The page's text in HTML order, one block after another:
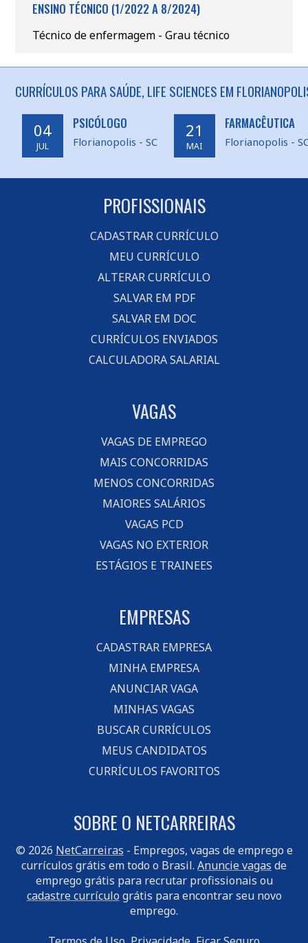
ENSINO TÉCNICO (1/2022 A 8/2024)
Técnico de enfermagem - Grau técnico
CURRÍCULOS PARA SAÚDE, LIFE SCIENCES EM
04
JUL
PSICÓLOGO
Florianopolis - SC
21
MAI
FARMACÊUTICA
Florianopolis -
PROFISSIONAIS
CADASTRAR CURRÍCULO
MEU CURRÍCULO
ALTERAR CURRÍCULO
SALVAR EM PDF
SALVAR EM DOC
CURRÍCULOS ENVIADOS
CALCULADORA SALARIAL
VAGAS
VAGAS DE EMPREGO
MAIS CONCORRIDAS
MENOS CONCORRIDAS
MAIORES SALÁRIOS
VAGAS PCD
VAGAS NO EXTERIOR
ESTÁGIOS E TRAINEES
EMPRESAS
CADASTRAR EMPRESA
MINHA EMPRESA
ANUNCIAR VAGA
MINHAS VAGAS
BUSCAR CURRÍCULOS
MEUS CANDIDATOS
CURRÍCULOS FAVORITOS
SOBRE O NETCARREIRAS
© 2026 NetCarreiras - Empregos, vagas de emprego e
currículos grátis em todo o Brasil. Anuncie vagas de
emprego grátis para recrutar profissionais ou
cadastre currículo grátis para encontrar seu novo
emprego.